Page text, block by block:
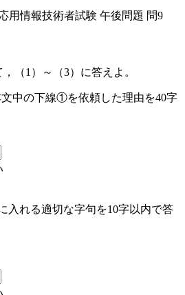
用情報技術者試験 午後問題 問9
（1）～（3）に答えよ。
文中の下線①を依頼した理由を40字
入れる適切な字句を10字以内で答